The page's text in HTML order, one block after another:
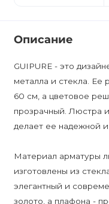
Описание
GUIPURE - это
металла и стекла. Ее
60 см, а цветовое
прозрачный. Люстра
делает ее надежной
Материал арматуры
изготовлены из
элегантный и
золото, а плафона -